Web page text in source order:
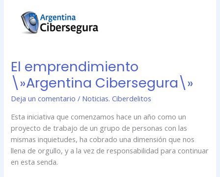
El emprendimiento
\»Argentina Cibersegura\»
Deja un comentario / Noticias. Ciberdelitos
Esta iniciativa que comenzamos hace un año como un
proyecto de trabajo de un grupo de personas con las
mismas inquietudes, ha cobrado una dimensión que nos
llena de orgullo, y a la vez de responsabilidad para continuar
en esta senda.
emprendimiento
\»Argentina